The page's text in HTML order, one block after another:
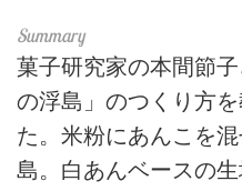
菓子研究家の本間節
の浮島」のつくり方
た。米粉にあんこを
島。白あんベースの